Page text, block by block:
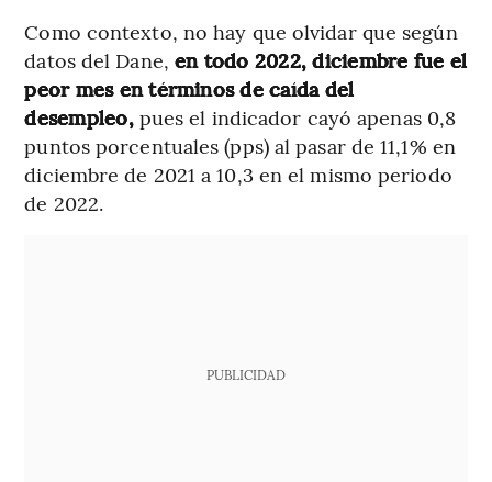
Como contexto, no hay que olvidar que según
datos del Dane, en todo 2022, diciembre fue el
peor mes en términos de caída del
desempleo,pues el indicador cayó apenas 0,8
puntos porcentuales (pps) al pasar de 11,1% en
diciembre de 2021 a 10,3 en el mismo periodo
de 2022.
PUBLICIDAD